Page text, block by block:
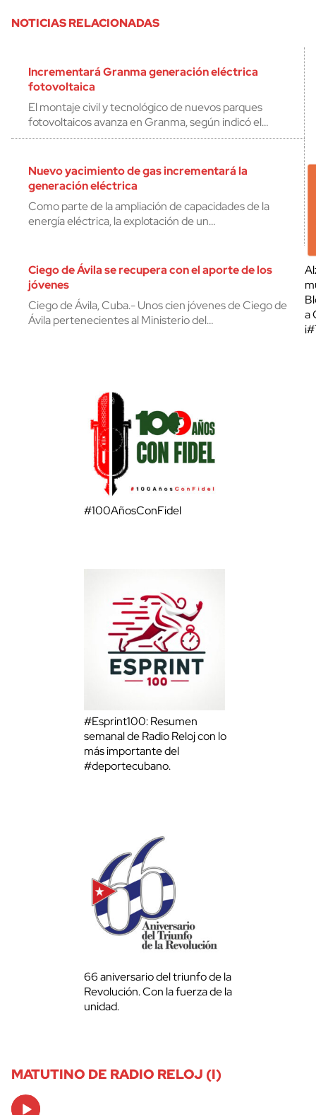
NOTICIAS RELACIONADAS
Incrementará Granma generación eléctrica
fotovoltaica
El montaje civil y tecnológico de nuevos parques
fotovoltaicos avanza en Granma, según indicó el…
Nuevo yacimiento de gas incrementará la
generación eléctrica
Como parte de la ampliación de capacidades de la
energía eléctrica, la explotación de un…
Ciego de Ávila se recupera con el aporte de los
jóvenes
Ciego de Ávila, Cuba.- Unos cien jóvenes de Ciego de
Ávila pertenecientes al Ministerio del…
a
#100AñosConFidel
#Esprint100: Resumen
semanal de Radio Reloj con lo
más importante del
#deportecubano.
66 aniversario del triunfo de la
Revolución. Con la fuerza de la
unidad.
MATUTINO DE RADIO RELOJ (I)
Audio